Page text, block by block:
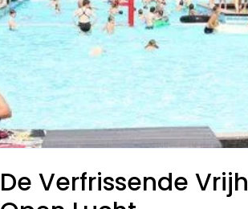
De Verfrissende